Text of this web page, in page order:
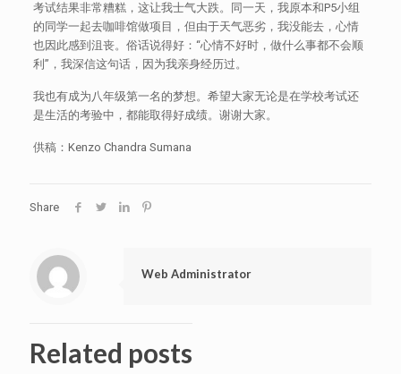
考试结果非常糟糕，这让我士气大跌。同一天，我原本和P5小组
的同学一起去咖啡馆做项目，但由于天气恶劣，我没能去，心情
也因此感到沮丧。俗话说得好：“心情不好时，做什么事都不会顺
利”，我深信这句话，因为我亲身经历过。
我也有成为八年级第一名的梦想。希望大家无论是在学校考试还
是生活的考验中，都能取得好成绩。谢谢大家。
供稿：Kenzo Chandra Sumana
Share
Web Administrator
Related posts